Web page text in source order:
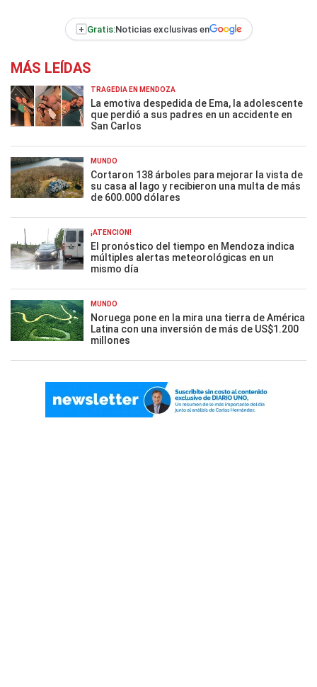
+ Gratis:Noticias exclusivas en
MÁS LEÍDAS
TRAGEDIA EN MENDOZA
La emotiva despedida de Ema, la adolescente
que perdió a sus padres en un accidente en
San Carlos
MUNDO
Cortaron 138 árboles para mejorar la vista de
su casa al lago y recibieron una multa de más
de 600.000 dólares
¡ATENCIÓN!
El pronóstico del tiempo en Mendoza indica
múltiples alertas meteorológicas en un
mismo día
MUNDO
Noruega pone en la mira una tierra de América
Latina con una inversión de más de US$1.200
millones